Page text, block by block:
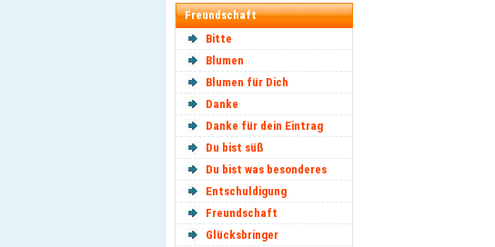
Freundschaft
Bitte
Blumen
Blumen für Dich
Danke
Danke für dein Eintrag
Du bist süß
Du bist was besonderes
Entschuldigung
Freundschaft
Glücksbringer